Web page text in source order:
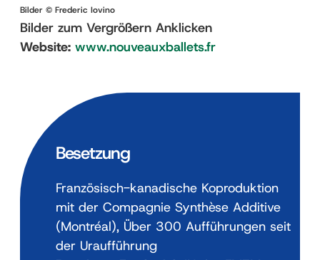
Bilder © Frederic Iovino
Bilder zum Vergrößern Anklicken
Website: www.nouveauxballets.fr
Besetzung
Französisch-kanadische Koproduktion
mit der Compagnie Synthèse Additive
(Montréal), Über 300 Aufführungen seit
der Uraufführung